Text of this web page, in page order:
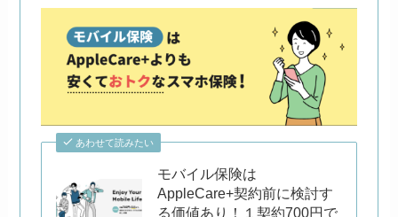
あわせて読みたい
モバイル保険は
AppleCare+契約前に検討す
る価値あり！１契約700円で